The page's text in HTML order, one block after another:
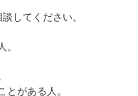
してください。
がある人。